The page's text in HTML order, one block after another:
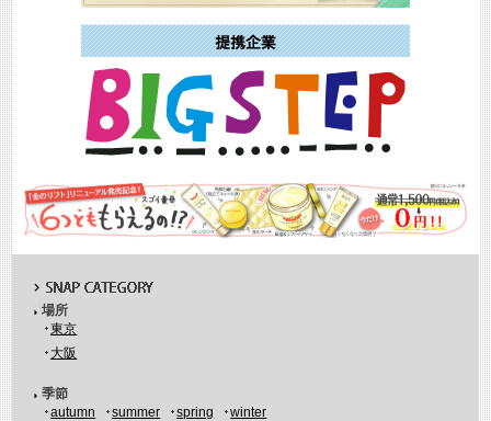
場所
東京
大阪
季節
autumn
summer spring winter